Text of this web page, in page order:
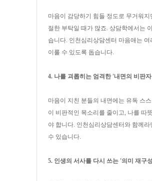
마음이 감당하기 힘들 정도로 무거워
절한 부탁일 때가 많죠. 상담학에서는
습니다. 인천심리상담센터 마음애는
이룰 수 있도록 돕습니다.
4. 나를 괴롭히는 엄격한 '내면의 비판
마음이 지친 분들의 내면에는 유독 스
이 비판적인 목소리를 줄이고, 나를 따
야 합니다. 인천심리상담센터와 함께
수 있습니다.
5. 인생의 서사를 다시 쓰는 '의미 재구